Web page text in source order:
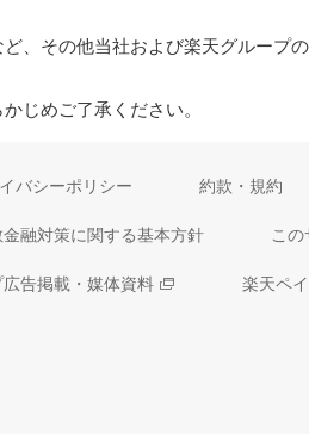
、その他当社および楽天グループ
じめご了承ください。
バシーポリシー 約款・規約
融対策に関する基本方針 この
告掲載・媒体資料 楽天ペ